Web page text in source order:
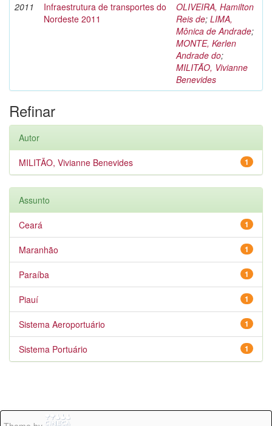
2011
Infraestrutura de transportes do
Nordeste 2011
OLIVEIRA, Hamilton
Reis de; LIMA,
Mônica de Andrade;
MONTE, Kerlen
Andrade do;
MILITÃO, Vivianne
Benevides
Refinar
Autor
1
MILITÃO, Vivianne Benevides
Assunto
1
Ceará
1
Maranhão
1
Paraíba
1
Piauí
1
Sistema Aeroportuário
1
Sistema Portuário